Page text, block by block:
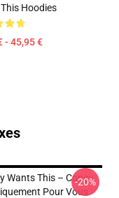
Hoodies
- 45,95 €
Wants This – Conçu
Pour Vous
-20%